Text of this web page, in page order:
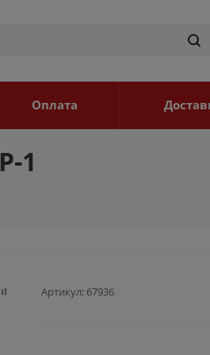
Оплата
1
Артикул: 67936